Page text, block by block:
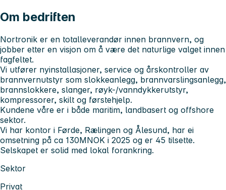
Om bedriften
Nortronik er en totalleverandør innen brannvern, og
jobber etter en visjon om å være det naturlige valget innen
fagfeltet.
Vi utfører nyinstallasjoner, service og årskontroller av
brannvernutstyr som slokkeanlegg, brannvarslingsanlegg,
brannslokkere, slanger, røyk-/vanndykkerutstyr,
kompressorer, skilt og førstehjelp.
Kundene våre er i både maritim, landbasert og offshore
sektor.
Vi har kontor i Førde, Rælingen og Ålesund, har ei
omsetning på ca 130MNOK i 2025 og er 45 tilsette.
Selskapet er solid med lokal forankring.
Sektor
Privat